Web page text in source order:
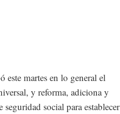
este martes en lo general el
y reforma, adiciona y
social para establecer